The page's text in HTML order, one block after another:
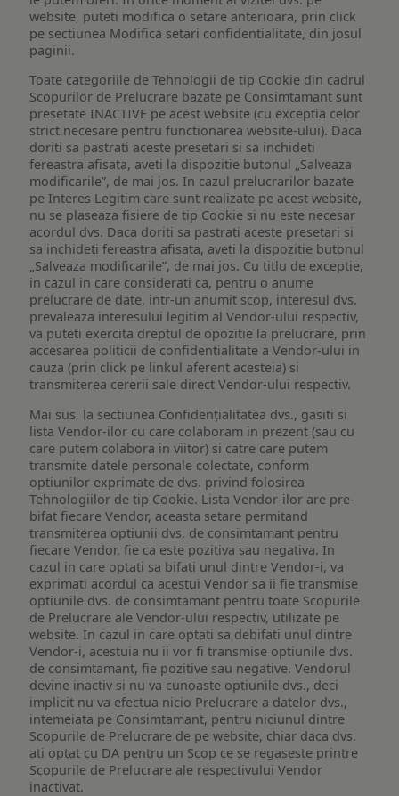
website, puteti modifica o setare anterioara, prin click
pe sectiunea Modifica setari confidentialitate, din josul
paginii.
Toate categoriile de Tehnologii de tip Cookie din cadrul
Scopurilor de Prelucrare bazate pe Consimtamant sunt
presetate INACTIVE pe acest website (cu exceptia celor
strict necesare pentru functionarea website-ului). Daca
doriti sa pastrati aceste presetari si sa inchideti
fereastra afisata, aveti la dispozitie butonul „Salveaza
modificarile”, de mai jos. In cazul prelucrarilor bazate
pe Interes Legitim care sunt realizate pe acest website,
nu se plaseaza fisiere de tip Cookie si nu este necesar
acordul dvs. Daca doriti sa pastrati aceste presetari si
sa inchideti fereastra afisata, aveti la dispozitie butonul
„Salveaza modificarile”, de mai jos. Cu titlu de exceptie,
in cazul in care considerati ca, pentru o anume
prelucrare de date, intr-un anumit scop, interesul dvs.
prevaleaza interesului legitim al Vendor-ului respectiv,
va puteti exercita dreptul de opozitie la prelucrare, prin
accesarea politicii de confidentialitate a Vendor-ului in
cauza (prin click pe linkul aferent acesteia) si
transmiterea cererii sale direct Vendor-ului respectiv.
Mai sus, la sectiunea Confidențialitatea dvs., gasiti si
lista Vendor-ilor cu care colaboram in prezent (sau cu
care putem colabora in viitor) si catre care putem
transmite datele personale colectate, conform
optiunilor exprimate de dvs. privind folosirea
Tehnologiilor de tip Cookie. Lista Vendor-ilor are pre-
bifat fiecare Vendor, aceasta setare permitand
transmiterea optiunii dvs. de consimtamant pentru
fiecare Vendor, fie ca este pozitiva sau negativa. In
cazul in care optati sa bifati unul dintre Vendor-i, va
exprimati acordul ca acestui Vendor sa ii fie transmise
optiunile dvs. de consimtamant pentru toate Scopurile
de Prelucrare ale Vendor-ului respectiv, utilizate pe
website. In cazul in care optati sa debifati unul dintre
Vendor-i, acestuia nu ii vor fi transmise optiunile dvs.
de consimtamant, fie pozitive sau negative. Vendorul
devine inactiv si nu va cunoaste optiunile dvs., deci
implicit nu va efectua nicio Prelucrare a datelor dvs.,
intemeiata pe Consimtamant, pentru niciunul dintre
Scopurile de Prelucrare de pe website, chiar daca dvs.
ati optat cu DA pentru un Scop ce se regaseste printre
Scopurile de Prelucrare ale respectivului Vendor
inactivat.